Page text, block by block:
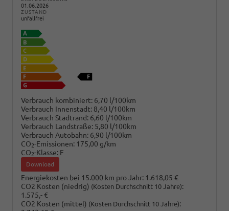
01.06.2026
ZUSTAND
unfallfrei
Verbrauch kombiniert: 6,70 l/100km
Verbrauch Innenstadt: 8,40 l/100km
Verbrauch Stadtrand: 6,60 l/100km
Verbrauch Landstraße: 5,80 l/100km
Verbrauch Autobahn: 6,90 l/100km
CO2-Emissionen: 175,00 g/km
CO2-Klasse: F
Download
Energiekosten bei 15.000 km pro Jahr: 1.618,05 €
CO2 Kosten (niedrig) (Kosten Durchschnitt 10 Jahre):
1.575,- €
CO2 Kosten (mittel) (Kosten Durchschnitt 10 Jahre):